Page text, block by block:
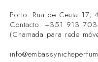
Porto: Rua de Ceuta 17,
Contacto: +351 913
(Chamada para rede